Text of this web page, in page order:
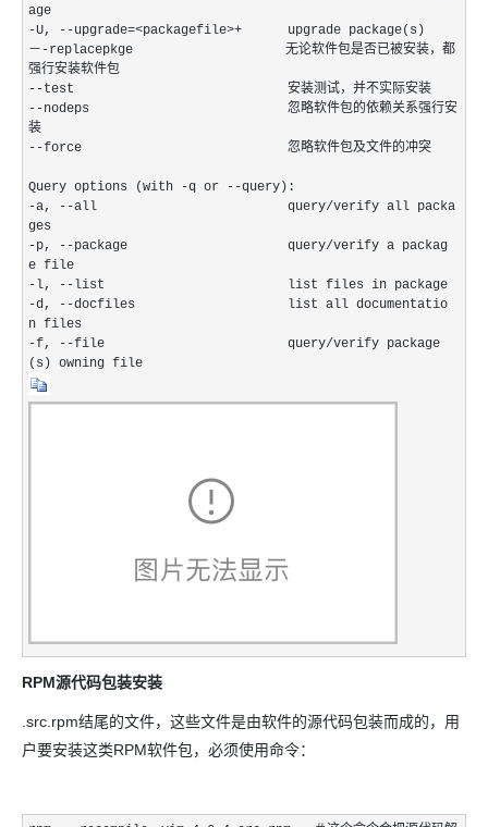
age
-U, --upgrade=<packagefile>+ upgrade package(s)
－-replacepkge 无论软件包是否已被安装，都
强行安装软件包
--test 安装测试，并不实际安装
--nodeps 忽略软件包的依赖关系强行安
装
--force 忽略软件包及文件的冲突
Query options (with -q or --query):
-a, --all query/verify all packa
ges
-p, --package query/verify a packag
e file
-l, --list list files in package
-d, --docfiles list all documentatio
n files
-f, --file query/verify package
(s) owning file
RPM源代码包装安装
.src.rpm结尾的文件，这些文件是由软件的源代码包装而成的，用
户要安装这类RPM软件包，必须使用命令：